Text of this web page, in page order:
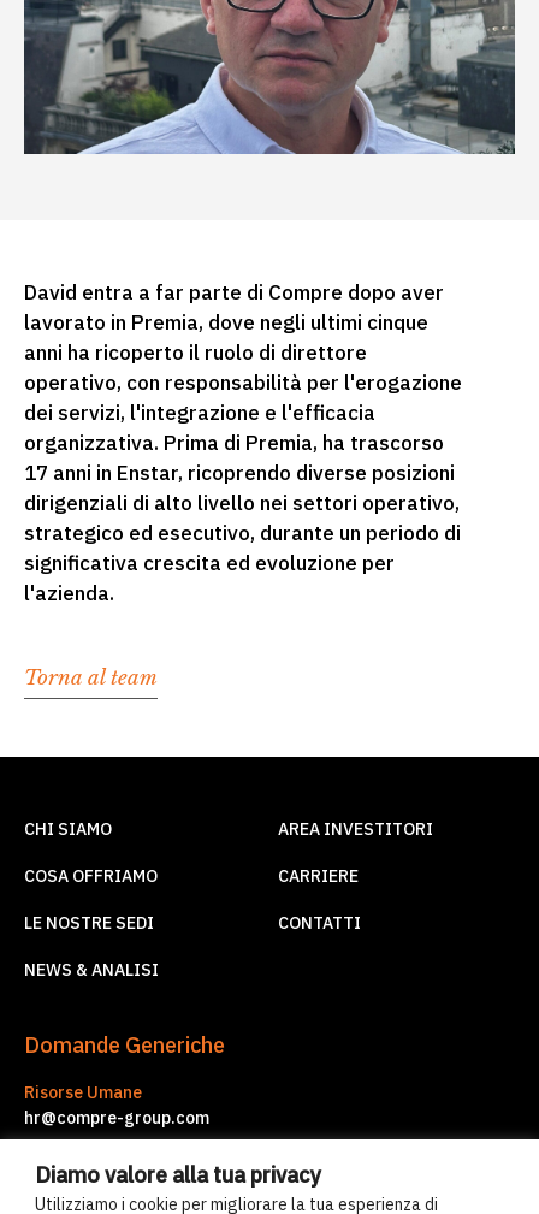
Diamo valore alla tua privacy
Utilizziamo i cookie per migliorare la tua esperienza di
David entra a far parte di Compre dopo aver
lavorato in Premia, dove negli ultimi cinque
anni ha ricoperto il ruolo di direttore
operativo, con responsabilità per l'erogazione
dei servizi, l'integrazione e l'efficacia
organizzativa. Prima di Premia, ha trascorso
17 anni in Enstar, ricoprendo diverse posizioni
dirigenziali di alto livello nei settori operativo,
strategico ed esecutivo, durante un periodo di
significativa crescita ed evoluzione per
l'azienda.
Torna al team
CHI SIAMO
COSA OFFRIAMO
LE NOSTRE SEDI
NEWS & ANALISI
AREA INVESTITORI
CARRIERE
CONTATTI
Domande Generiche
Risorse Umane
hr@compre-group.com
Servizi d'Impresa
corporate.services@compre-group.com